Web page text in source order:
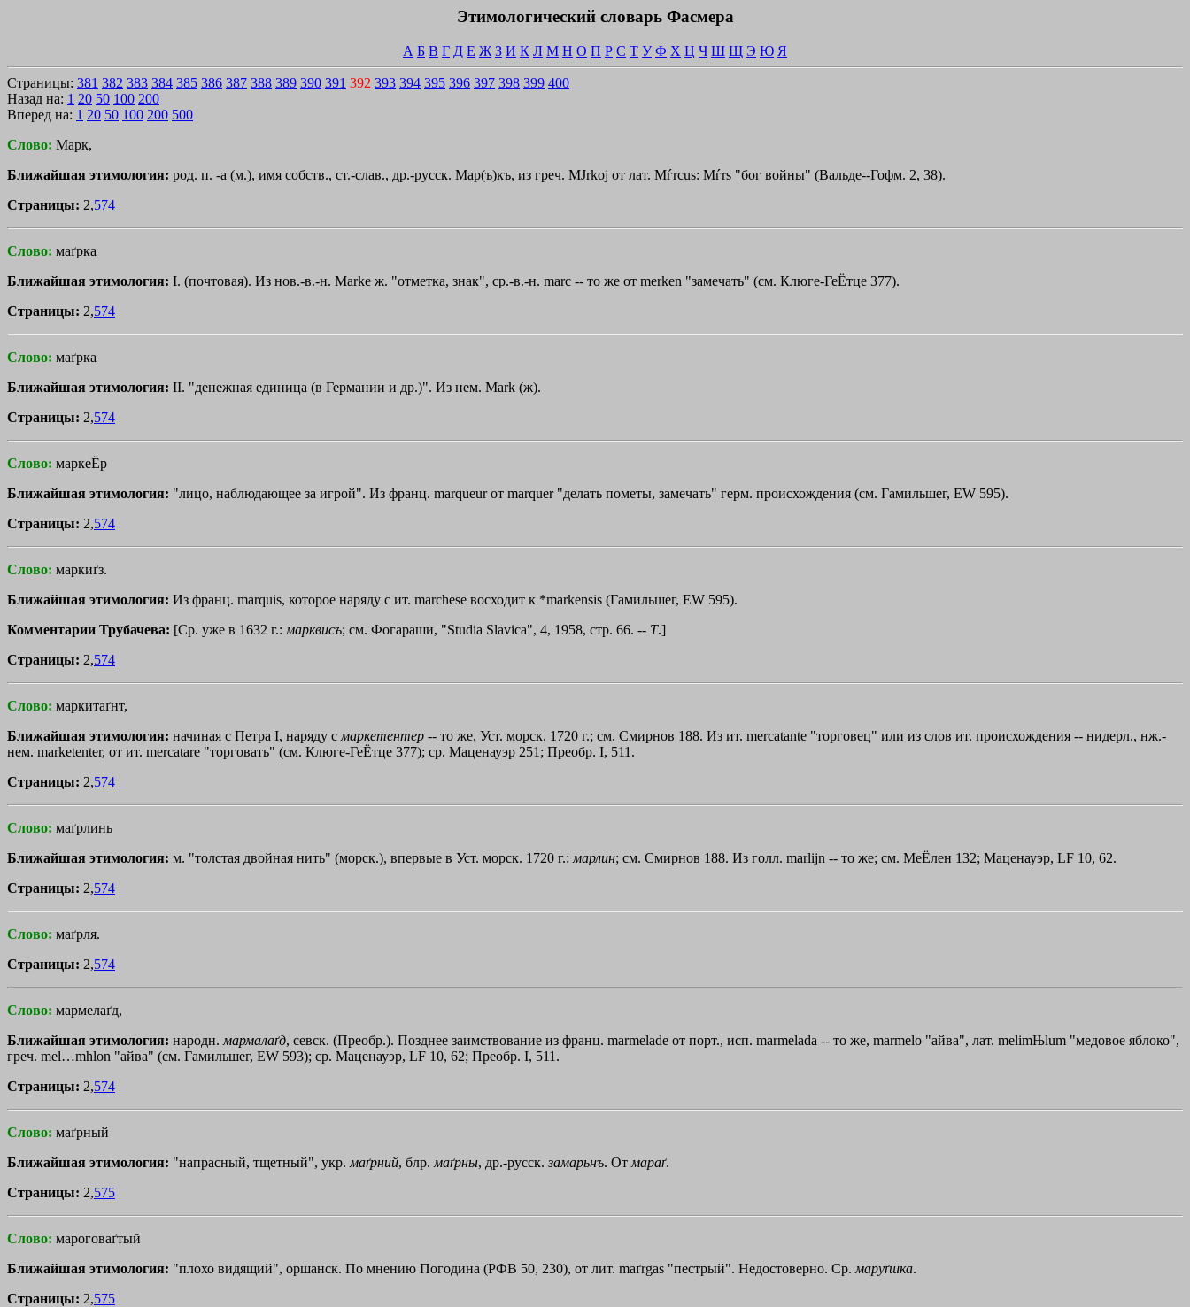
Этимологический словарь Фасмера
А Б В Г Д Е Ж З И К Л М Н О П Р С Т У Ф Х Ц Ч Ш Щ Э Ю Я
Страницы: 381 382 383 384 385 386 387 388 389 390 391 392 393 394 395 396 397 398 399 400
Назад на: 1 20 50 100 200
Вперед на: 1 20 50 100 200 500
Слово: Марк,
Ближайшая этимология: род. п. -а (м.), имя собств., ст.-слав., др.-русск. Мар(ъ)къ, из греч. MЈrkoj от лат. Мѓrcus: Мѓrs "бог войны" (Вальде--Гофм. 2, 38).
Страницы: 2,574
Слово: маґрка
Ближайшая этимология: I. (почтовая). Из нов.-в.-н. Маrkе ж. "отметка, знак", ср.-в.-н. marc -- то же от merken "замечать" (см. Клюге-ГеЁтце 377).
Страницы: 2,574
Слово: маґрка
Ближайшая этимология: II. "денежная единица (в Германии и др.)". Из нем. Маrk (ж).
Страницы: 2,574
Слово: маркеЁр
Ближайшая этимология: "лицо, наблюдающее за игрой". Из франц. marqueur от marquer "делать пометы, замечать" герм. происхождения (см. Гамильшег, ЕW 595).
Страницы: 2,574
Слово: маркиґз.
Ближайшая этимология: Из франц. marquis, которое наряду с ит. marchese восходит к *markensis (Гамильшег, ЕW 595).
Комментарии Трубачева: [Ср. уже в 1632 г.: марквисъ; см. Фогараши, "Studiа Slavica", 4, 1958, стр. 66. -- Т.]
Страницы: 2,574
Слово: маркитаґнт,
Ближайшая этимология: начиная с Петра I, наряду с маркетентер -- то же, Уст. морск. 1720 г.; см. Смирнов 188. Из ит. mercatante "торговец" или из слов ит. происхождения -- нидерл., нж.-
нем. marketenter, от ит. mеrсаtаrе "торговать" (см. Клюге-ГеЁтце 377); ср. Маценауэр 251; Преобр. I, 511.
Страницы: 2,574
Слово: маґрлинь
Ближайшая этимология: м. "толстая двойная нить" (морск.), впервые в Уст. морск. 1720 г.: марлин; см. Смирнов 188. Из голл. marlijn -- то же; см. МеЁлен 132; Маценауэр, LF 10, 62.
Страницы: 2,574
Слово: маґрля.
Страницы: 2,574
Слово: мармелаґд,
Ближайшая этимология: народн. мармалаґд, севск. (Преобр.). Позднее заимствование из франц. marmelade от порт., исп. marmelada -- то же, marmelo "айва", лат. melimЊlum "медовое яблоко",
греч. mel…mhlon "айва" (см. Гамильшег, ЕW 593); ср. Маценауэр, LF 10, 62; Преобр. I, 511.
Страницы: 2,574
Слово: маґрный
Ближайшая этимология: "напрасный, тщетный", укр. маґрний, блр. маґрны, др.-русск. замарьнъ. От мараґ.
Страницы: 2,575
Слово: мароговаґтый
Ближайшая этимология: "плохо видящий", оршанск. По мнению Погодина (РФВ 50, 230), от лит. maґrgas "пестрый". Недостоверно. Ср. маруґшка.
Страницы: 2,575